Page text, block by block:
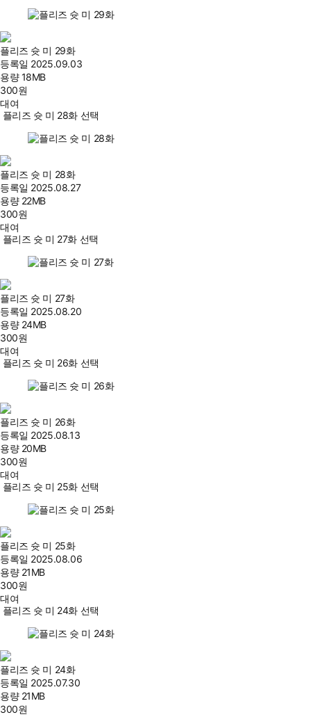
플리즈 슛 미 29화
등록일 2025.09.03
용량18MB
300원
대여
플리즈 슛 미 28화 선택
플리즈 슛 미 28화
등록일 2025.08.27
용량 22MB
300원
대여
플리즈 슛 미 27화 선택
플리즈 슛 미 27화
등록일 2025.08.20
용량 24MB
300원
대여
플리즈 슛 미 26화 선택
플리즈 슛 미 26화
등록일 2025.08.13
용량 20MB
300원
대여
플리즈 슛 미 25화 선택
플리즈 슛 미 25화
등록일 2025.08.06
용량 21MB
300원
대여
플리즈 슛 미 24화 선택
플리즈 슛 미 24화
등록일 2025.07.30
용량 21MB
300원